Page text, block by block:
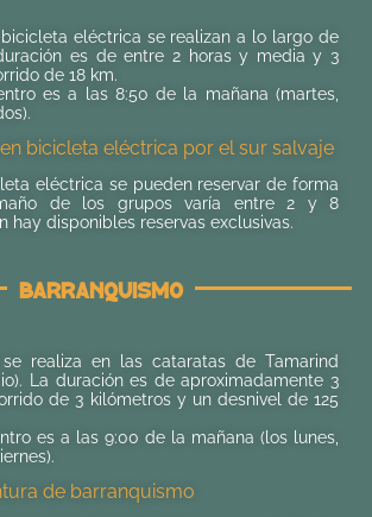
bicicleta eléctrica se realizan a lo largo de
es de entre 2 horas y media y 3
de 18 km.
es a las 8:50 de la mañana (martes,
bicicleta eléctrica por el sur salvaje
eléctrica se pueden reservar de forma
de los grupos varía entre 2 y 8
hay disponibles reservas exclusivas.
Barranquismo
realiza en las cataratas de Tamarind
La duración es de aproximadamente 3
de 3 kilómetros y un desnivel de 125
es a las 9:00 de la mañana (los lunes,
de barranquismo